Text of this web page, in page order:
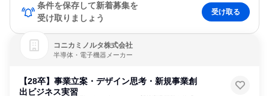
条件を保存して新着募集を
受け取りましょう
受け取る
コニカミノルタ株式会社
半導体・電子機器メーカー
【28卒】事業立案・デザイン思考・新規事業創
出ビジネス実習